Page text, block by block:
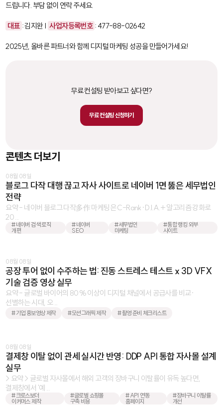
드립니다. 부담 없이 연락 주세요.
대표 : 김지완 | 사업자등록번호 : 477-88-02642
2025년, 올바른 파트너와 함께 디지털 마케팅 성공을 만들어가세요!
무료 컨설팅 받아보고 싶다면?
무료 컨설팅 신청하기
콘텐츠 더보기
08월 08일
블로그 다작 대행 끊고 자사 사이트로 네이버 1면 뚫은 세무법인
전략
요약 - 네이버 블로그 다작多作 마케팅은 C-Rank·D.I.A.+ 알고리즘 강화로
20 ...
#네이버 검색 로직
개편
#네이버
SEO
#세무법인
마케팅
#통합 랭킹 외부
사이트
08월 08일
공장 투어 없이 수주하는 법: 진동 스트레스 테스트 x 3D VFX
기술 검증 영상 실무
요약 - 글로벌 바이어의 80% 이상이 디지털 채널에서 공급사를 비교·
선별하는 시대, 오 ...
#기업 홍보영상 제작 #모션그래픽 제작 #촬영 준비 체크리스트
08월 08일
결제창 이탈 없이 관세 실시간 반영: DDP API 통합 자사몰 설계
실무
> 요약 > 글로벌 자사몰에서 해외 고객의 장바구니 이탈률이 유독 높다면,
결제창에서 '예 ...
#크로스보더
이커머스 제작
#글로벌 쇼핑몰
구축 비용
#API 연동
홈페이지
#장바구니 이탈률
개선